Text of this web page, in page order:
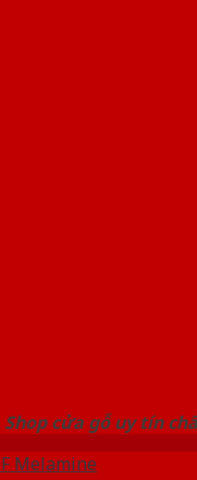
Shop cửa gỗ uy tín
Melamine